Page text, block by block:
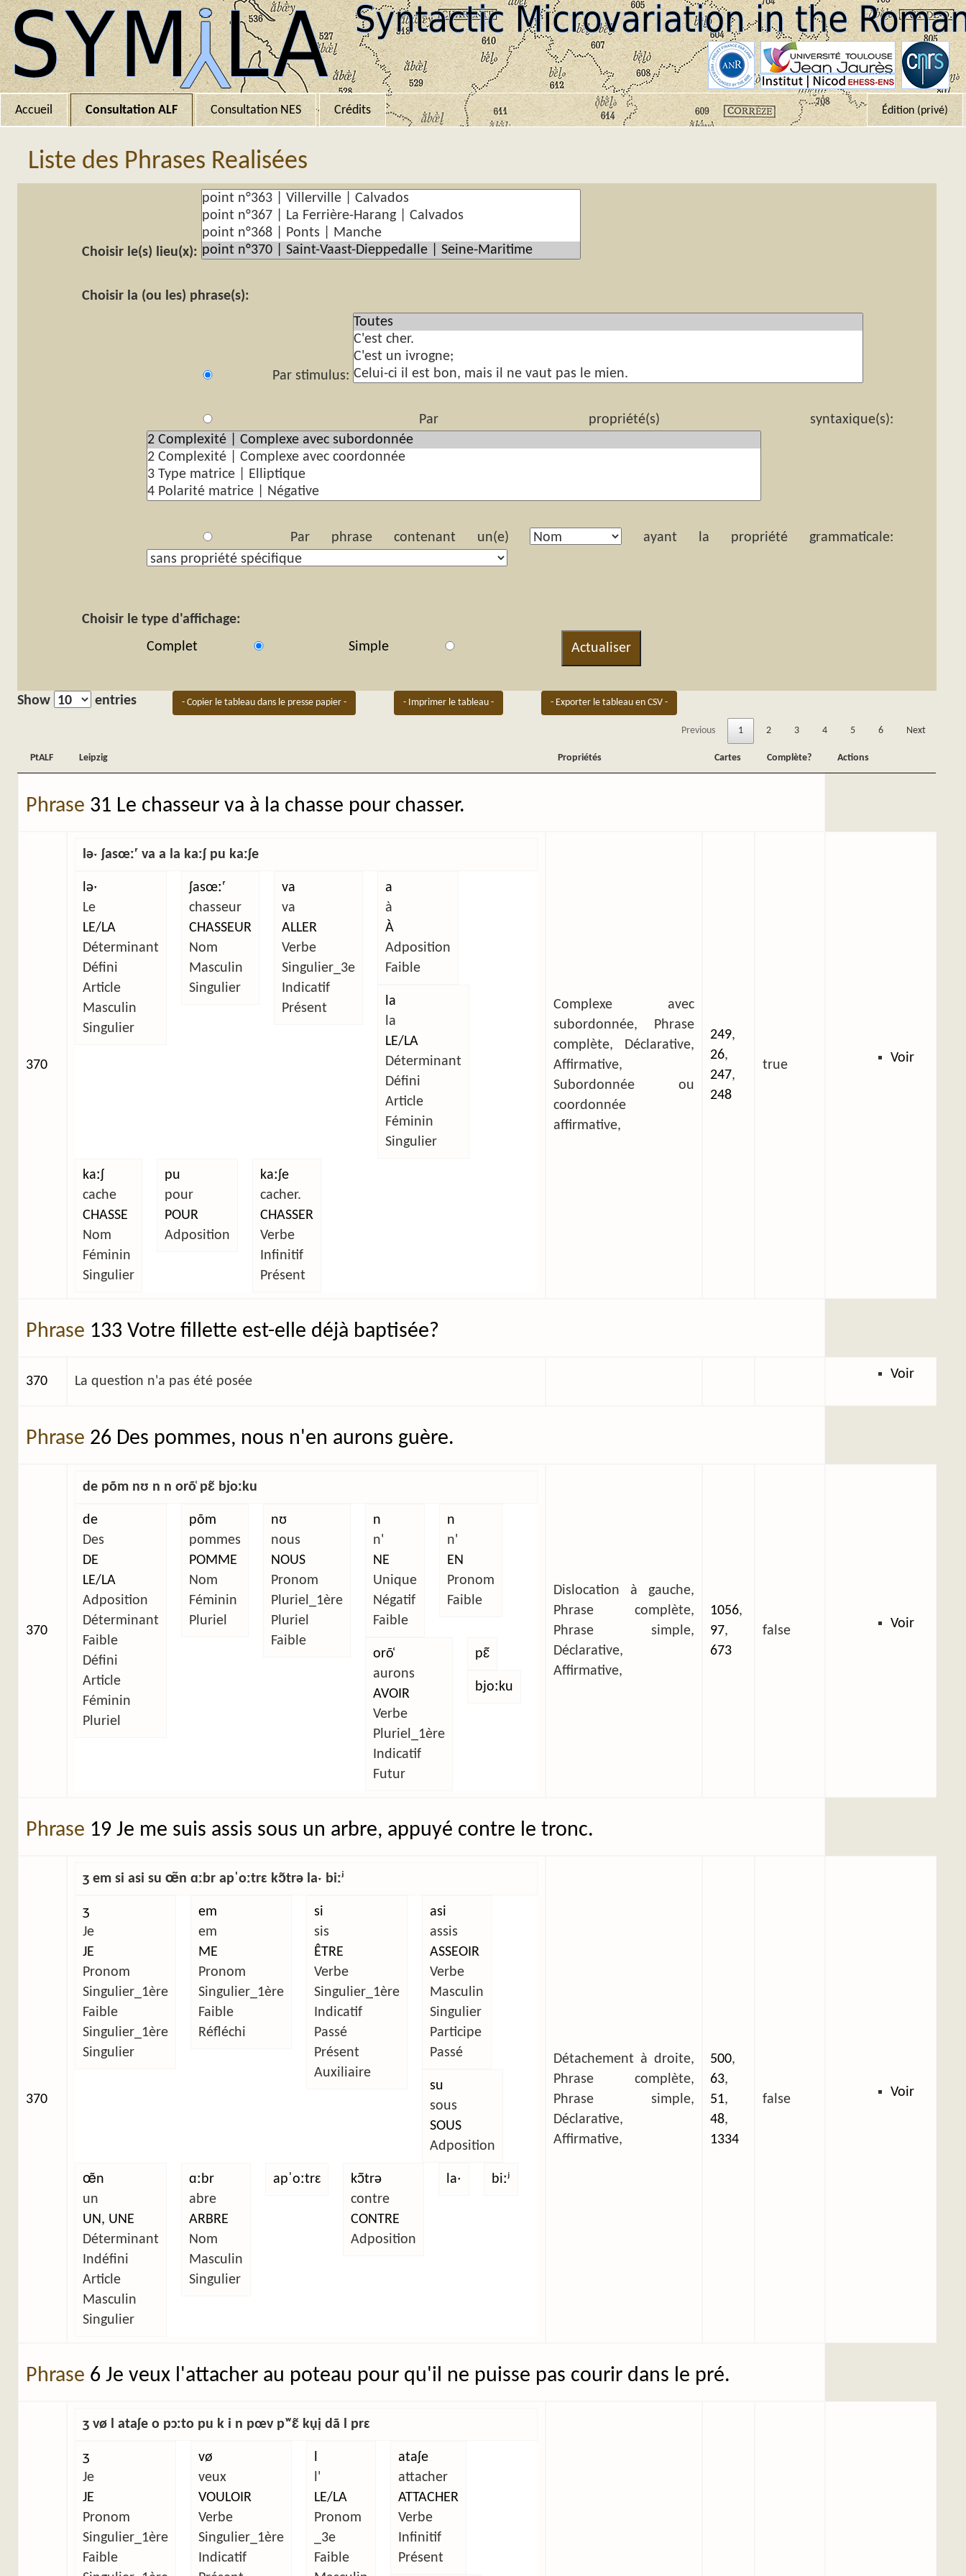
Édition (privé)
Accueil Consultation ALF Consultation NES Crédits
Liste des Phrases Realisées
Choisir le(s) lieu(x):
Choisir la (ou les) phrase(s):
Par stimulus:
Par propriété(s) syntaxique(s):
Par phrase contenant un(e) ayant la propriété grammaticale:
Choisir le type d'affichage:
Complet
Simple Actualiser
Show entries - Copier le tableau dans le presse papier - - Imprimer le tableau - - Exporter le tableau en CSV -
Previous 1 2 3 4 5 6 Next
PtALF Leipzig Propriétés Cartes Complète? Actions
Phrase 31 Le chasseur va à la chasse pour chasser.
370
ləˑ ʃasœːʳ va a la kaːʃ pu kaːʃe
ləˑ
Le
LE/LA
Déterminant
Défini
Article
Masculin
Singulier
ʃasœːʳ
chasseur
CHASSEUR
Nom
Masculin
Singulier
va
va
ALLER
Verbe
Singulier_3e
Indicatif
Présent
a
à
À
Adposition
Faible
la
la
LE/LA
Déterminant
Défini
Article
Féminin
Singulier
kaːʃ
cache
CHASSE
Nom
Féminin
Singulier
pu
pour
POUR
Adposition
kaːʃe
cacher.
CHASSER
Verbe
Infinitif
Présent
Complexe avec
subordonnée, Phrase
complète, Déclarative,
Affirmative,
Subordonnée ou
coordonnée
affirmative,
249,
26,
247,
248
true Voir
Phrase 133 Votre fillette est-elle déjà baptisée?
370 La question n'a pas été posée Voir
Phrase 26 Des pommes, nous n'en aurons guère.
370
de põm nʊ n n orõ̜ pɛ̃ bjoːku
de
Des
DE
LE/LA
Adposition
Déterminant
Faible
Défini
Article
Féminin
Pluriel
põm
pommes
POMME
Nom
Féminin
Pluriel
nʊ
nous
NOUS
Pronom
Pluriel_1ère
Pluriel
Faible
n
n'
NE
Unique
Négatif
Faible
n
n'
EN
Pronom
Faible
orõ̜
aurons
AVOIR
Verbe
Pluriel_1ère
Indicatif
Futur
pɛ̃
bjoːku
Dislocation à gauche,
Phrase complète,
Phrase simple,
Déclarative,
Affirmative,
1056,
97,
673
false Voir
Phrase 19 Je me suis assis sous un arbre, appuyé contre le tronc.
370
ʒ em si asi su œ̃n ɑːbr apˈoːtrɛ kɔ̃trə laˑ biːʲ
ʒ
Je
JE
Pronom
Singulier_1ère
Faible
Singulier_1ère
Singulier
em
em
ME
Pronom
Singulier_1ère
Faible
Réfléchi
si
sis
ÊTRE
Verbe
Singulier_1ère
Indicatif
Passé
Présent
Auxiliaire
asi
assis
ASSEOIR
Verbe
Masculin
Singulier
Participe
Passé
su
sous
SOUS
Adposition
œ̃n
un
UN, UNE
Déterminant
Indéfini
Article
Masculin
Singulier
ɑːbr
abre
ARBRE
Nom
Masculin
Singulier
apˈoːtrɛ
kɔ̃trə
contre
CONTRE
Adposition
laˑ biːʲ
Détachement à droite,
Phrase complète,
Phrase simple,
Déclarative,
Affirmative,
500,
63,
51,
48,
1334
false Voir
Phrase 6 Je veux l'attacher au poteau pour qu'il ne puisse pas courir dans le pré.
ʒ vø l ataʃe o pɔːto pu k i n pœv pʷɛ̃ kụị dã l prɛ
ʒ
Je
JE
Pronom
Singulier_1ère
Faible
vø
veux
VOULOIR
Verbe
Singulier_1ère
Indicatif
l'
LE/LA
Pronom
_3e
Faible
ataʃe
attacher
ATTACHER
Verbe
Infinitif
Présent